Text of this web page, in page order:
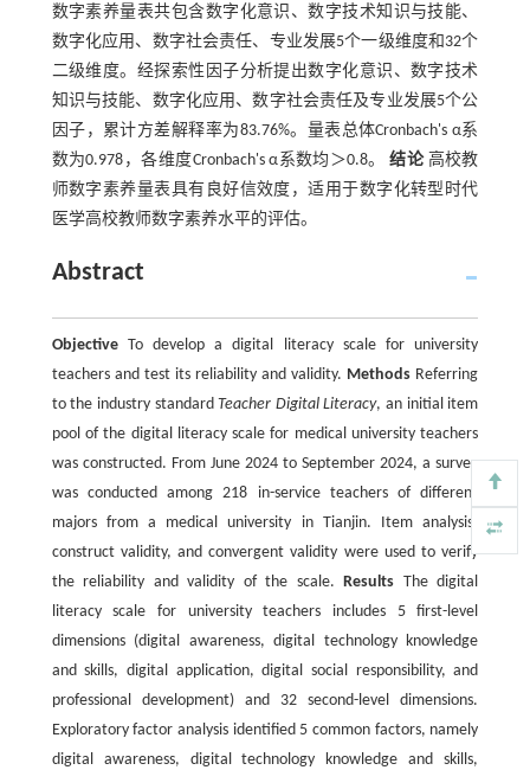
数字素养量表共包含数字化意识、数字技术知识与技能、
数字化应用、数字社会责任、专业发展5个一级维度和32个
二级维度。经探索性因子分析提出数字化意识、数字技术
知识与技能、数字化应用、数字社会责任及专业发展5个公
因子，累计方差解释率为83.76%。量表总体Cronbach's α系
数为0.978，各维度Cronbach's α系数均＞0.8。结论高校教
师数字素养量表具有良好信效度，适用于数字化转型时代
医学高校教师数字素养水平的评估。
Abstract
ObjectiveTo develop a digital literacy scale for university
teachers and test its reliability and validity. Methods Referring
to the industry standardTeacher Digital Literacy, an initial item
pool of the digital literacy scale for medical university teachers
was constructed. From June 2024 to September 2024, a survey
was conducted among 218 in-service teachers of different
majors from a medical university in Tianjin. Item analysis,
construct validity, and convergent validity were used to verify
the reliability and validity of the scale.Results The digital
literacy scale for university teachers includes 5 first-level
dimensions (digital awareness, digital technology knowledge
and skills, digital application, digital social responsibility, and
professional development) and 32 second-level dimensions.
Exploratory factor analysis identified 5 common factors, namely
digital awareness, digital technology knowledge and skills,